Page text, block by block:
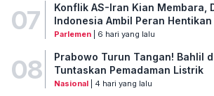
07
Konflik AS-Iran Kian Membara,
Indonesia Ambil Peran Hentikan
Parlemen| 6 hari yang lalu
08
Prabowo Turun Tangan! Bahlil
Tuntaskan Pemadaman Listrik
Nasional| 4 hari yang lalu